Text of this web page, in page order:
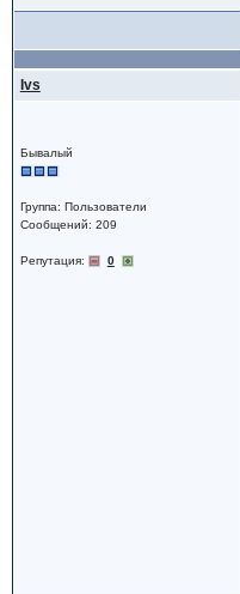
Ivs
Бывалый
Группа: Пользователи
Сообщений: 209
Репутация: 0